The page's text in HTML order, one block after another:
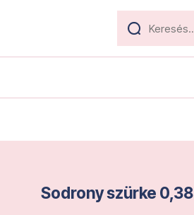
Sodrony szürke 0,38